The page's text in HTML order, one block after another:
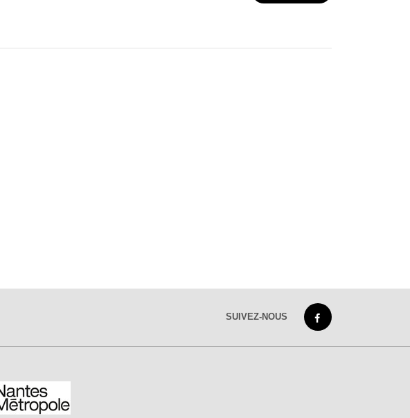
SUIVEZ-NOUS